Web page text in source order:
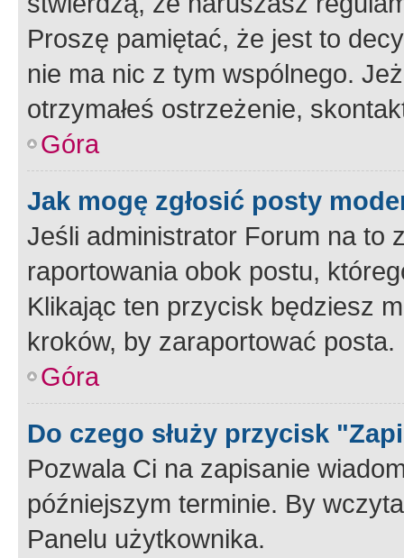
Proszę pamiętać, że jest to
nie ma nic z tym wspólnego.
otrzymałeś ostrzeżenie,
Góra
Jak mogę zgłosić posty
Jeśli administrator Forum na to
raportowania obok postu,
Klikając ten przycisk będziesz
kroków, by zaraportować posta.
Góra
Do czego służy przycisk
Pozwala Ci na zapisanie
późniejszym terminie. By
Panelu użytkownika.